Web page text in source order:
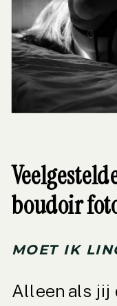
boudoir
MOET IK
Alleen als jij